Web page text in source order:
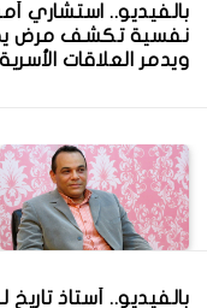
بالفيديو.. استشاري
نفسية تكشف مرض
ويدمر العلاقات الأسرية